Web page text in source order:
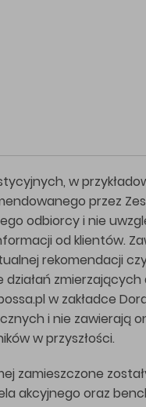
w
przez
odbiorcy i nie
od klientów.
rekomendacji
zmierzających
w zakładce
i nie zawierają
w przyszłości.
zamieszczone
akcyjnego oraz